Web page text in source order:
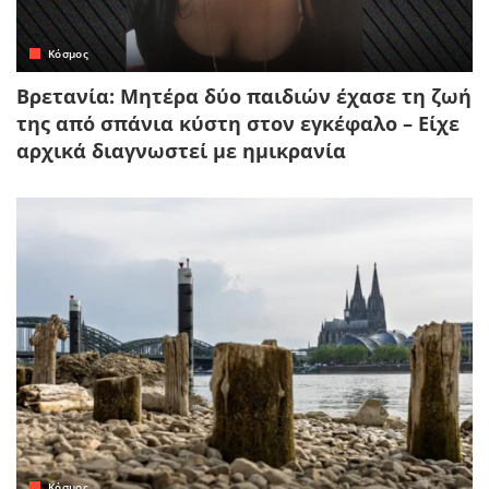
Κόσμος
Βρετανία: Μητέρα δύο παιδιών έχασε τη ζωή
της από σπάνια κύστη στον εγκέφαλο – Είχε
αρχικά διαγνωστεί με ημικρανία